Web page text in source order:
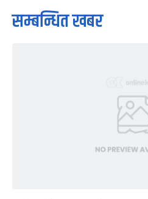
सम्बन्धित खबर